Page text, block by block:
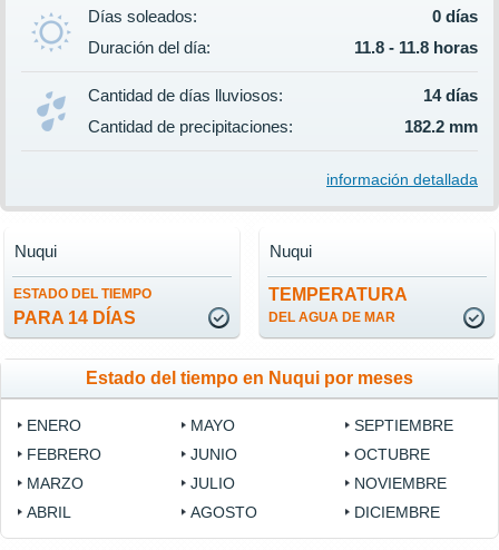
Días soleados:
0 días
Duración del día:
11.8 - 11.8 horas
Cantidad de días lluviosos:
14 días
Cantidad de precipitaciones:
182.2 mm
información detallada
ESTADO DEL TIEMPO
PARA 14 DÍAS
Nuqui
TEMPERATURA
DEL AGUA DE MAR
Nuqui
Estado del tiempo en Nuqui por meses
ENERO
FEBRERO
MARZO
ABRIL
MAYO
JUNIO
JULIO
AGOSTO
SEPTIEMBRE
OCTUBRE
NOVIEMBRE
DICIEMBRE